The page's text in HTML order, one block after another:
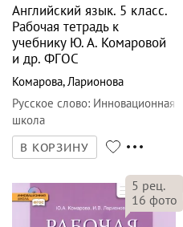
Английский язык. 5 класс.
Рабочая тетрадь к
учебнику Ю. А. Комаровой
и др. ФГОС
Комарова, Ларионова
Русское слово: Инновационная
школа
В КОРЗИНУ
5 рец.
16 фото